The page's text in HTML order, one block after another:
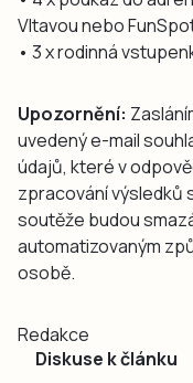
Vltavou nebo
• 3 x rodinná
Upozornění:
uvedený e-mail
údajů, které v
zpracování výsledků
soutěže budou
automatizovaným
osobě.
Redakce
Diskuse k článku